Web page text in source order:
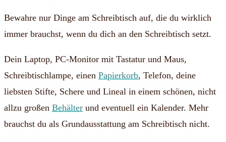
Bewahre nur Dinge am Schreibtisch auf, die du wirklich
immer brauchst, wenn du dich an den Schreibtisch setzt.
Dein Laptop, PC-Monitor mit Tastatur und Maus,
Schreibtischlampe, einen Papierkorb, Telefon, deine
liebsten Stifte, Schere und Lineal in einem schönen, nicht
allzu großen Behälter und eventuell ein Kalender. Mehr
brauchst du als Grundausstattung am Schreibtisch nicht.